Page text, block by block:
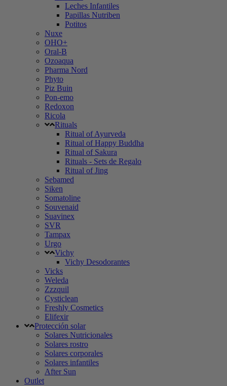
Leches Infantiles
Papillas Nutriben
Potitos
Nuxe
OHO+
Oral-B
Ozoaqua
Pharma Nord
Phyto
Piz Buin
Pon-emo
Redoxon
Ricola
Rituals
Ritual of Ayurveda
Ritual of Happy Buddha
Ritual of Sakura
Rituals - Sets de Regalo
Ritual of Jing
Sebamed
Siken
Somatoline
Souvenaid
Suavinex
SVR
Tampax
Urgo
Vichy
Vichy Desodorantes
Vicks
Weleda
Zzzquil
Cysticlean
Freshly Cosmetics
Elifexir
Protección solar
Solares Nutricionales
Solares rostro
Solares corporales
Solares infantiles
After Sun
Outlet